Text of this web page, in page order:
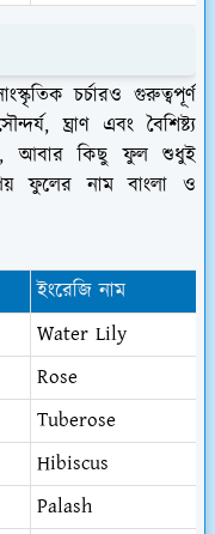
চর্চারও গুরুত্বপূর্ণ
ঘ্রাণ এবং বৈশিষ্ট্য
আবার কিছু ফুল শুধুই
ফুলের নাম বাংলা ও
ইংরেজি নাম
Water Lily
Rose
Tuberose
Hibiscus
Palash